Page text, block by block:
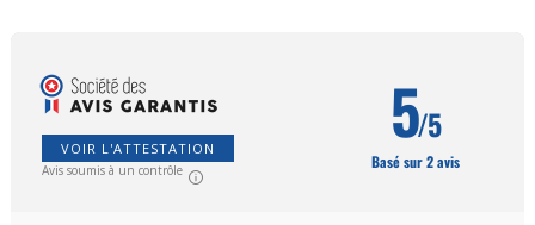
VOIR L'ATTESTATION
Avis soumis à un contrôle
5/5
Basé sur 2 avis